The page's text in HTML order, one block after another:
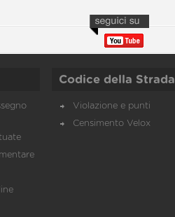
Codice della Strada
Violazione e punti
Censimento Velox